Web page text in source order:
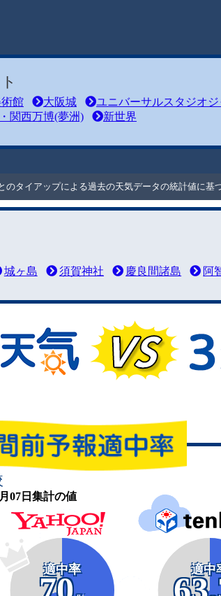
館 大阪城 ユニバーサルスタジオジ
関西万博(夢洲) 新世界
タイアップによる過去の天気データの統計値に基
城ヶ島 須賀神社 慶良間諸島 阿
07日集計の値
適中率 適中